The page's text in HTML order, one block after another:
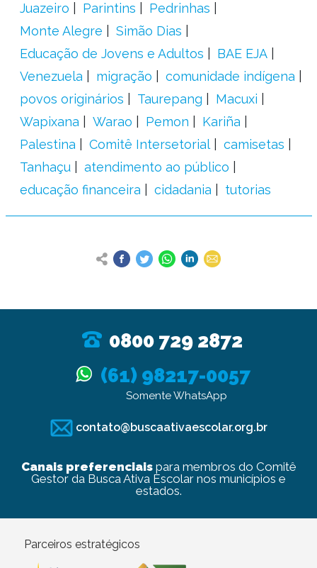
Juazeiro
Parintins
Pedrinhas
Monte Alegre
Simão Dias
Educação de Jovens e Adultos
BAE EJA
Venezuela
migração
comunidade indígena
povos originários
Taurepang
Macuxi
Wapixana
Warao Pemon
Kariña
Palestina
Comitê Intersetorial
camisetas
Tanhaçu
atendimento ao público
educação financeira
cidadania tutorias
0800 729 2872
(61) 98217-0057
Somente WhatsApp
contato@buscaativaescolar.org.br
Canais preferenciaispara membros do Comitê
Gestor da Busca Ativa Escolar nos municípios e
estados.
Parceiros estratégicos